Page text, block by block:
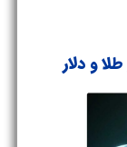
و دلار